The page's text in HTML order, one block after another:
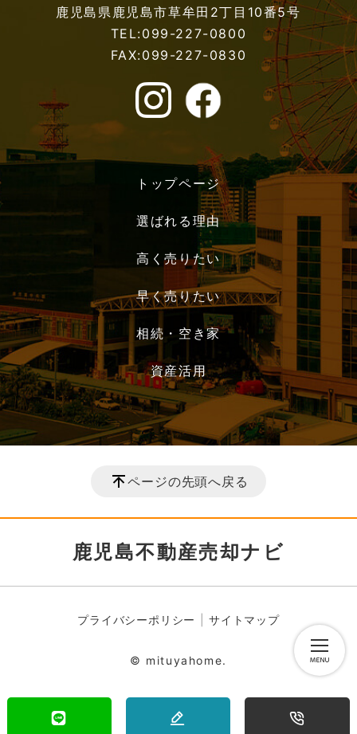
鹿児島県鹿児島市草牟田2丁目10番5号
TEL:099-227-0800
FAX:099-227-0830
トップページ
選ばれる理由
高く売りたい
早く売りたい
相続・空き家
資産活用
ページの先頭へ戻る
鹿児島不動産売却ナビ
プライバシーポリシー サイトマップ
© mituyahome.